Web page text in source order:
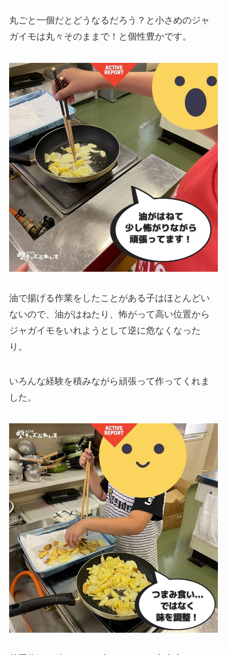
丸ごと一個だとどうなるだろう？と小さめのジャ
ガイモは丸々そのままで！と個性豊かです。
油で揚げる作業をしたことがある子はほとんどい
ないので、油がはねたり、怖がって高い位置から
ジャガイモをいれようとして逆に危なくなった
り。
いろんな経験を積みながら頑張って作ってくれま
した。